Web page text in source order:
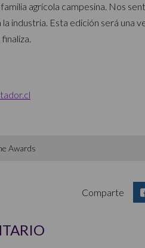
agrícola campesina. Nos
industria. Esta edición será una
Awards
Comparte